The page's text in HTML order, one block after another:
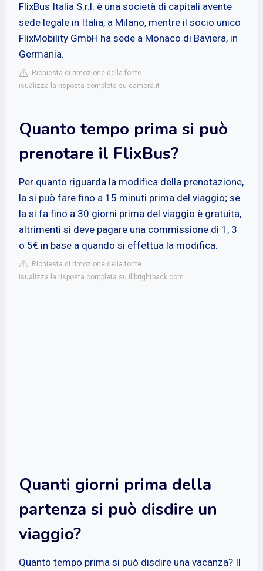
FlixBus Italia S.r.l. è una società di capitali avente
sede legale in Italia, a Milano, mentre il socio unico
FlixMobility GmbH ha sede a Monaco di Baviera, in
Germania.
Richiesta di rimozione della fonte
isualizza la risposta completa su camera.it
Quanto tempo prima si può
prenotare il FlixBus?
Per quanto riguarda la modifica della prenotazione,
la si può fare fino a 15 minuti prima del viaggio; se
la si fa fino a 30 giorni prima del viaggio è gratuita,
altrimenti si deve pagare una commissione di 1, 3
o 5€ in base a quando si effettua la modifica.
Richiesta di rimozione della fonte
isualizza la risposta completa su illbrightback.com
Quanti giorni prima della
partenza si può disdire un
viaggio?
Quanto tempo prima si può disdire una vacanza? Il